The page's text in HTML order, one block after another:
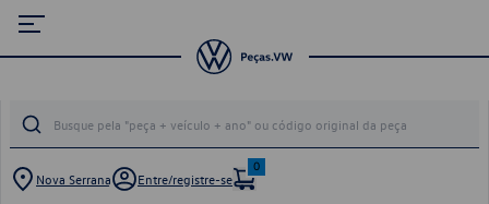
Nova Serrana Entre/registre-se
0